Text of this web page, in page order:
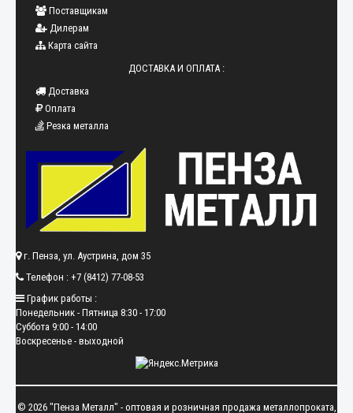
Поставщикам
Дилерам
Карта сайта
ДОСТАВКА И ОПЛАТА :
Доставка
Оплата
Резка металла
г. Пенза, ул. Аустрина, дом 35
Телефон : +7 (8412) 77-08-53
График работы :
Понедельник - Пятница 8:30 - 17:00
Суббота 9:00 - 14:00
Воскресенье - выходной
© 2026 "Пенза Металл" - оптовая и розничная продажа металлопроката,